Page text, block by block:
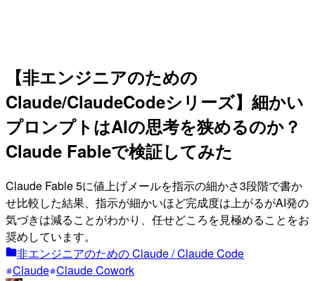
【非エンジニアのための
Claude/ClaudeCodeシリーズ】細かい
プロンプトはAIの思考を狭めるのか？
Claude Fableで検証してみた
Claude Fable 5に値上げメールを指示の細かさ3段階で書か
せ比較した結果、指示が細かいほど完成度は上がるがAI発の
気づきは減ることがわかり、任せどころを見極めることをお
奨めしています。
非エンジニアのための Claude / Claude Code
Claude Claude Cowork